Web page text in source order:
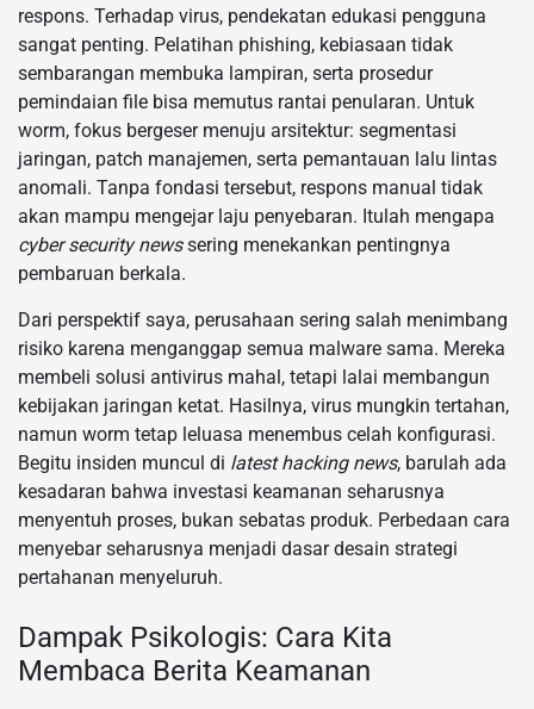
respons. Terhadap virus, pendekatan edukasi pengguna
sangat penting. Pelatihan phishing, kebiasaan tidak
sembarangan membuka lampiran, serta prosedur
pemindaian file bisa memutus rantai penularan. Untuk
worm, fokus bergeser menuju arsitektur: segmentasi
jaringan, patch manajemen, serta pemantauan lalu lintas
anomali. Tanpa fondasi tersebut, respons manual tidak
akan mampu mengejar laju penyebaran. Itulah mengapa
cyber security newssering menekankan pentingnya
pembaruan berkala.
Dari perspektif saya, perusahaan sering salah menimbang
risiko karena menganggap semua malware sama. Mereka
membeli solusi antivirus mahal, tetapi lalai membangun
kebijakan jaringan ketat. Hasilnya, virus mungkin tertahan,
namun worm tetap leluasa menembus celah konfigurasi.
Begitu insiden muncul di latest hacking news, barulah ada
kesadaran bahwa investasi keamanan seharusnya
menyentuh proses, bukan sebatas produk. Perbedaan cara
menyebar seharusnya menjadi dasar desain strategi
pertahanan menyeluruh.
Dampak Psikologis: Cara Kita
Membaca Berita Keamanan